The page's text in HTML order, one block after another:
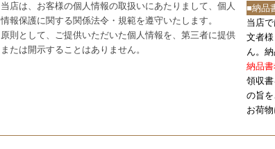
当店は、お客様の個人情報の取扱いにあたりまして、個人
情報保護に関する関係法令・規範を遵守いたします。
原則として、ご提供いただいた個人情報を、第三者に提供
または開示することはありません。
■納品
当店
文者
ん。
納品
領収
の旨を
お荷